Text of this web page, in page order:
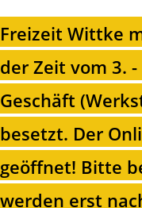
Freizeit Wittke
der Zeit vom 3.
Geschäft
besetzt. Der
geöffnet! Bitte
werden erst